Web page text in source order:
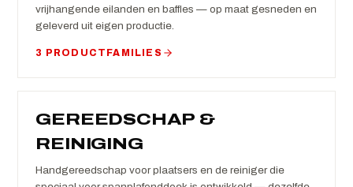
vrijhangende eilanden en baffles — op maat gesneden en
geleverd uit eigen productie.
3 PRODUCTFAMILIES
GEREEDSCHAP &
REINIGING
Handgereedschap voor plaatsers en de reiniger die